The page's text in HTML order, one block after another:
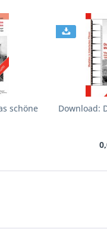
schöne
Download: